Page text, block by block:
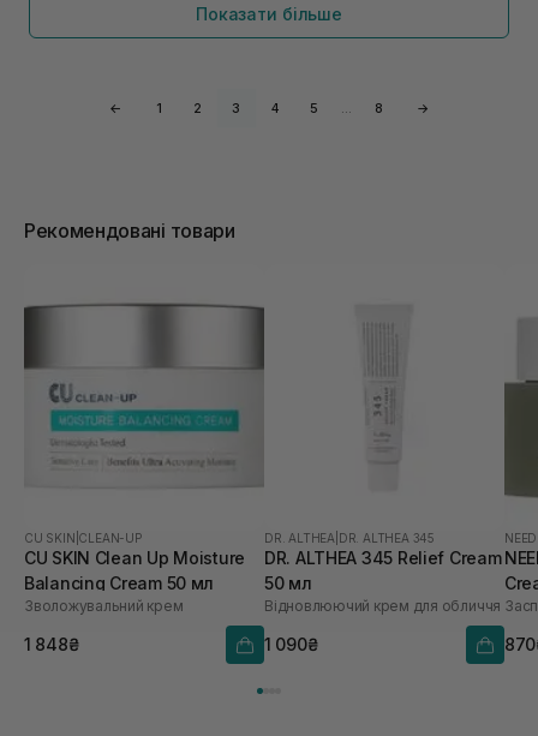
Показати більше
← 1 2 3 4 5 … 8 →
Рекомендовані товари
CU SKIN CLEAN-UP
CU SKIN Clean Up Moisture
Balancing Cream 50 мл
Зволожувальний крем
1 848₴
DR. ALTHEA DR. ALTHEA 345
DR. ALTHEA 345 Relief Cream
50 мл
Відновлюючий крем для обличчя
1 090₴